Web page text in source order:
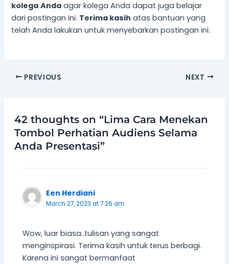
kolega Anda agar kolega Anda dapat juga belajar
dari postingan ini. Terima kasih atas bantuan yang
telah Anda lakukan untuk menyebarkan postingan ini.
PREVIOUS NEXT
42 thoughts on “Lima Cara Menekan
Tombol Perhatian Audiens Selama
Anda Presentasi”
Een Herdiani
March 27, 2023 at 7:26 am
Wow, luar biasa..tulisan yang sangat
menginspirasi. Terima kasih untuk terus berbagi.
Karena ini sangat bermanfaat